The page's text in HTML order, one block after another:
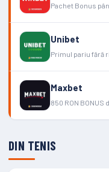
Pachet Bonus
Unibet
Primul pariu fără
Maxbet
850 RON BONUS
DIN TENIS